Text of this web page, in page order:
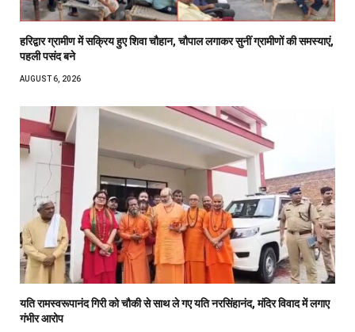
हरिद्वार ग्रामीण में सक्रिय हुए शिवा चौहान, चौपाल लगाकर सुनीं ग्रामीणों की समस्याएं,
पहली पसंद बने
AUGUST 6, 2026
यति रामस्वरूपानंद गिरी को चौकी से साथ ले गए यति नरसिंहानंद, मंदिर विवाद में लगाए
गंभीर आरोप